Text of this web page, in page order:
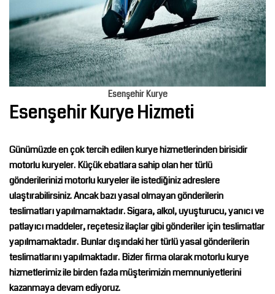
Esenşehir Kurye
Esenşehir Kurye Hizmeti
Günümüzde en çok tercih edilen kurye hizmetlerinden birisidir
motorlu kuryeler. Küçük ebatlara sahip olan her türlü
gönderilerinizi motorlu kuryeler ile istediğiniz adreslere
ulaştırabilirsiniz. Ancak bazı yasal olmayan gönderilerin
teslimatları yapılmamaktadır. Sigara, alkol, uyuşturucu, yanıcı ve
patlayıcı maddeler, reçetesiz ilaçlar gibi gönderiler için teslimatlar
yapılmamaktadır. Bunlar dışındaki her türlü yasal gönderilerin
teslimatlarını yapılmaktadır. Bizler firma olarak motorlu kurye
hizmetlerimiz ile birden fazla müşterimizin memnuniyetlerini
kazanmaya devam ediyoruz.